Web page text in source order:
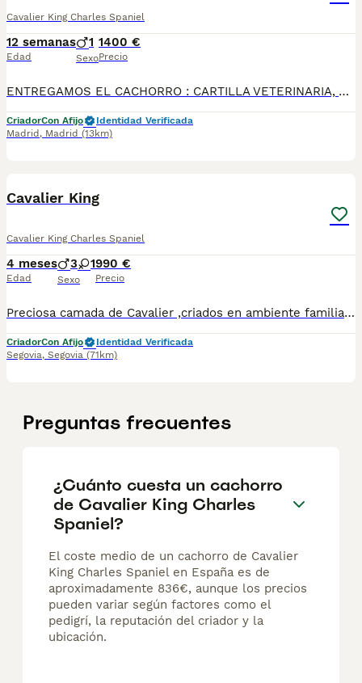
Cavalier King Charles Spaniel
12 semanas
Edad
1
Sexo
1400 €
Precio
ENTREGAMOS EL CACHORRO : CARTILLA VETERINARIA, VACUNACIÓN Y DESPARASITACIÓN AL DIA , MICROCHIP, GARANTIAS VIRICAS Y GENETICAS Y CERTIFICADO DE SALUD EMITIDO POR UN VETERINARIO. QUIENES SOMOS: En Von Martin nos enorgullece ser uno de los mejores criaderos de perros de raza en España miembro de la Real Sociedad Canina Española, especializado en razas Mini Toy y comprometidos con la excelencia, seriedad y profesionalismo basado en una profunda conexión y amor por los animales. Nuestra misión es criar y proporcionar a nuestros clientes compañeros caninos saludables, felices y bien socializados, basados en una profunda conexión y amor por los animales.
CriadorCon Afijo
Identidad Verificada
Madrid , Madrid (13km)
Cavalier King
Cavalier King Charles Spaniel
4 meses
Edad
3 1
Sexo
990 €
Precio
Preciosa camada de Cavalier ,criados en ambiente familiar, en un entorno respetuoso y rodeados de naturaleza . Más de 15años de experiencia en cría y selección. Con núcleo zoológico propio . 677031944/ 650132470 Ven a vernos sin compromiso
CriadorCon Afijo
Identidad Verificada
Segovia, Segovia (71km)
Preguntas frecuentes
¿Cuánto cuesta un cachorro
de Cavalier King Charles
Spaniel?
El coste medio de un cachorro de Cavalier
King Charles Spaniel en España es de
aproximadamente 836€, aunque los precios
pueden variar según factores como el
pedigrí, la reputación del criador y la
ubicación.